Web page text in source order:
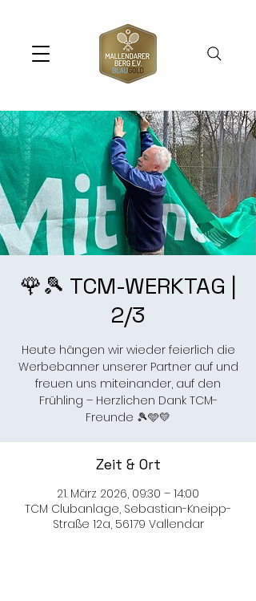
🌹🎾 TCM-WERKTAG |
2/3
Heute hängen wir wieder feierlich die
Werbebanner unserer Partner auf und
freuen uns miteinander, auf den
Frühling – Herzlichen Dank TCM-
Freunde 🎾🩵💛
Zeit & Ort
21. März 2026, 09:30 – 14:00
TCM Clubanlage, Sebastian-Kneipp-
Straße 12a, 56179 Vallendar